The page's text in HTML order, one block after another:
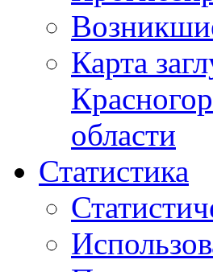
Карта
области
Статистика